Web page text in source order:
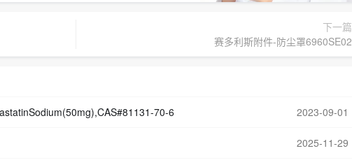
下一篇
赛多利斯附件-防尘罩6960SE02
70-6 2023-09-01
2025-11-29